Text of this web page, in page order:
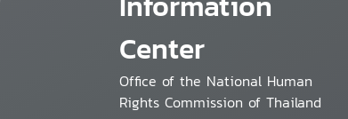
Center
Office of the National Human
Rights Commission of Thailand